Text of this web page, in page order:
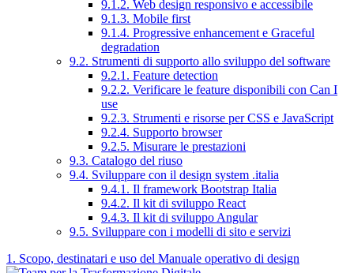
9.1.2. Web design responsivo e accessibile
9.1.3. Mobile first
9.1.4. Progressive enhancement e Graceful
degradation
9.2. Strumenti di supporto allo sviluppo del software
9.2.1. Feature detection
9.2.2. Verificare le feature disponibili con Can I
use
9.2.3. Strumenti e risorse per CSS e JavaScript
9.2.4. Supporto browser
9.2.5. Misurare le prestazioni
9.3. Catalogo del riuso
9.4. Sviluppare con il design system .italia
9.4.1. Il framework Bootstrap Italia
9.4.2. Il kit di sviluppo React
9.4.3. Il kit di sviluppo Angular
9.5. Sviluppare con i modelli di sito e servizi
1. Scopo, destinatari e uso del Manuale operativo di design